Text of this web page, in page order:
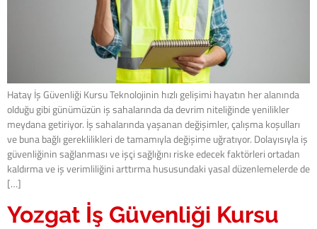
Hatay İş Güvenliği Kursu Teknolojinin hızlı gelişimi hayatın her alanında
olduğu gibi günümüzün iş sahalarında da devrim niteliğinde yenilikler
meydana getiriyor. İş sahalarında yaşanan değişimler, çalışma koşulları
ve buna bağlı gereklilikleri de tamamıyla değişime uğratıyor. Dolayısıyla iş
güvenliğinin sağlanması ve işçi sağlığını riske edecek faktörleri ortadan
kaldırma ve iş verimliliğini arttırma hususundaki yasal düzenlemelerde de
[…]
Yozgat İş Güvenliği Kursu